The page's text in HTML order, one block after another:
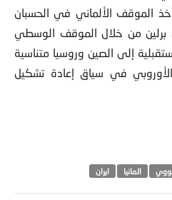
الموقف الألماني في الحسبان
برلين من خلال الموقف الوسطي
إلى الصين وروسيا متناسية
في سياق إعادة تشكيل
المانيا ايران